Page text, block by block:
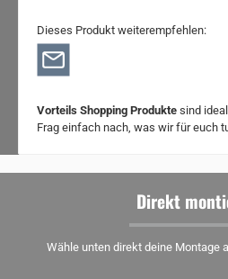
Dieses Produkt weiterempfehlen:
Vorteils Shopping Produkte sind
Frag einfach nach, was wir für euch
Direkt
Wähle unten direkt deine Montage